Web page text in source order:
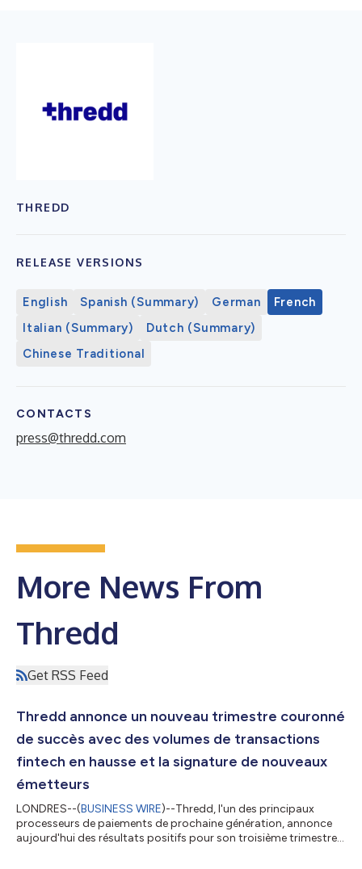
THREDD
RELEASE VERSIONS
English Spanish (Summary) German
French
Italian (Summary)
Dutch (Summary)
Chinese Traditional
CONTACTS
press@thredd.com
More News From
Thredd
Get RSS Feed
Thredd annonce un nouveau trimestre couronné
de succès avec des volumes de transactions
fintech en hausse et la signature de nouveaux
émetteurs
LONDRES--(BUSINESS WIRE)--Thredd, l'un des principaux
processeurs de paiements de prochaine génération, annonce
aujourd'hui des résultats positifs pour son troisième trimestre,